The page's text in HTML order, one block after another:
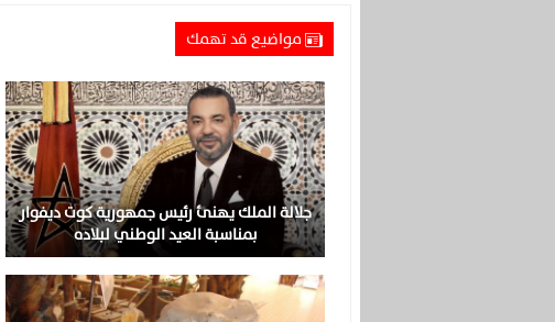
مواضيع قد تهمك
جلالة الملك يهنئ رئيس جمهورية كوت ديفوار
بمناسبة العيد الوطني لبلاده